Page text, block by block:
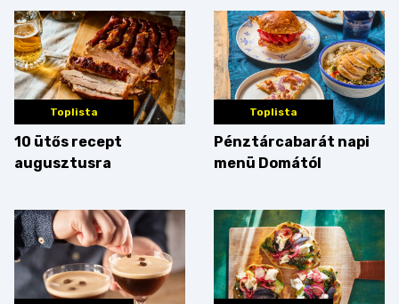
Toplista
10 ütős recept
augusztusra
Toplista
Pénztárcabarát napi
menü Domától